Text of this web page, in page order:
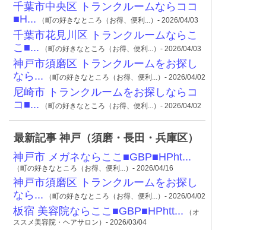
千葉市中央区 トランクルームならココ
■H... （町の好きなところ（お得、便利...）- 2026/04/03
千葉市花見川区 トランクルームならこ
こ■... （町の好きなところ（お得、便利...）- 2026/04/03
神戸市須磨区 トランクルームをお探し
なら... （町の好きなところ（お得、便利...）- 2026/04/02
尼崎市 トランクルームをお探しならコ
コ■... （町の好きなところ（お得、便利...）- 2026/04/02
最新記事 神戸（須磨・長田・兵庫区）
神戸市 メガネならここ■GBP■HPht...
（町の好きなところ（お得、便利...）- 2026/04/16
神戸市須磨区 トランクルームをお探し
なら... （町の好きなところ（お得、便利...）- 2026/04/02
板宿 美容院ならここ■GBP■HPhtt... （オ
ススメ美容院・ヘアサロン）- 2026/03/04